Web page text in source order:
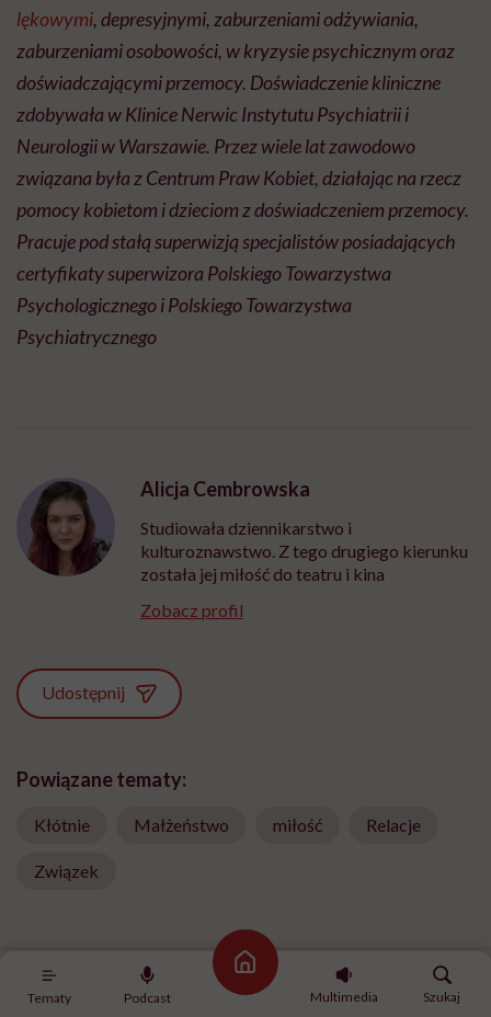
Tematy Podcast
Strona główna
Multimedia
Szukaj
lękowymi, depresyjnymi, zaburzeniami odżywiania,
zaburzeniami osobowości, w kryzysie psychicznym oraz
doświadczającymi przemocy. Doświadczenie kliniczne
zdobywała w Klinice Nerwic Instytutu Psychiatrii i
Neurologii w Warszawie. Przez wiele lat zawodowo
związana była z Centrum Praw Kobiet, działając na rzecz
pomocy kobietom i dzieciom z doświadczeniem przemocy.
Pracuje pod stałą superwizją specjalistów posiadających
certyfikaty superwizora Polskiego Towarzystwa
Psychologicznego i Polskiego Towarzystwa
Psychiatrycznego
Alicja Cembrowska
Studiowała dziennikarstwo i
kulturoznawstwo. Z tego drugiego kierunku
została jej miłość do teatru i kina
Zobacz profil
Udostępnij
Powiązane tematy:
Kłótnie Małżeństwo miłość Relacje
Związek
HelloZdrowie: Życie Testament, spadek,